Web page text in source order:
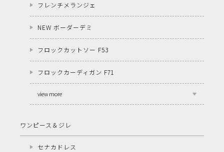
フレンチメランジェ
NEW ボーダーデミ
フロックカットソー F53
フロックカーディガン F71
view more
ワンピース＆ジレ
セナカドレス